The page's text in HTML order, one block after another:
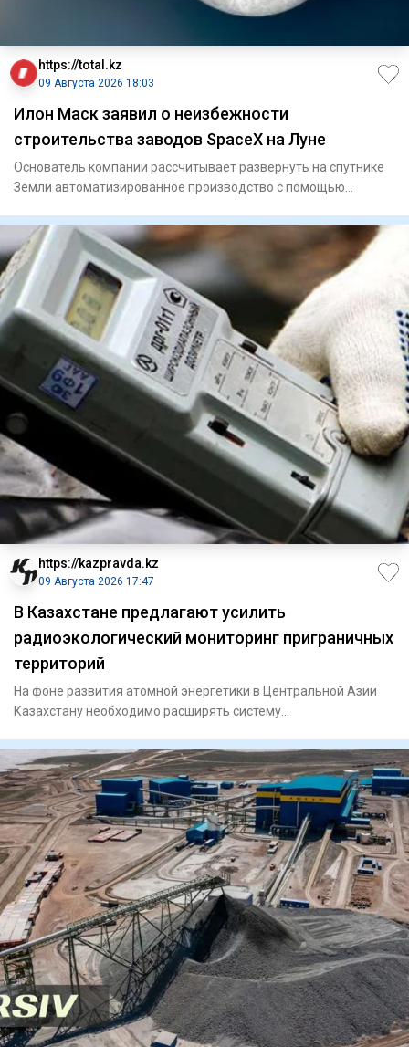
https://total.kz
09 Августа 2026 18:03
Илон Маск заявил о неизбежности
строительства заводов SpaceX на Луне
Основатель компании рассчитывает развернуть на спутнике
Земли автоматизированное производство с помощью
https://kazpravda.kz
09 Августа 2026 17:47
В Казахстане предлагают усилить
радиоэкологический мониторинг приграничных
территорий
На фоне развития атомной энергетики в Центральной Азии
Казахстану необходимо расширять систему